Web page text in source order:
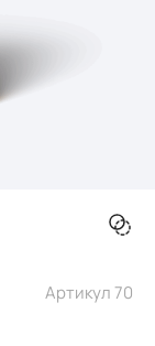
Артикул 70